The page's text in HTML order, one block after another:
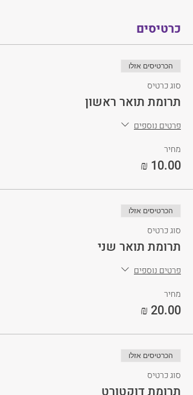
כרטיסים
הכרטיסים אזלו
סוג כרטיס
תרומת תואר ראשון
פרטים נוספים
מחיר
הכרטיסים אזלו
סוג כרטיס
תרומת תואר שני
פרטים נוספים
מחיר
הכרטיסים אזלו
סוג כרטיס